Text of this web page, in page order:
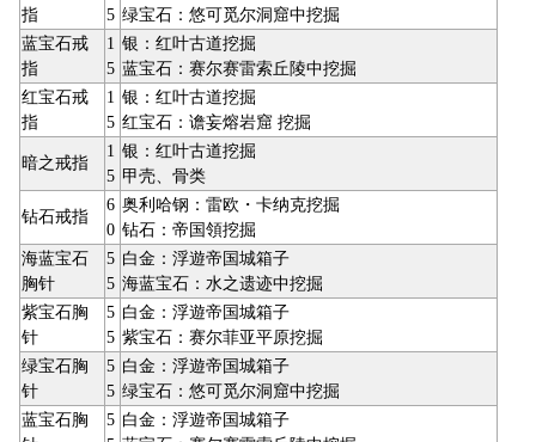
指
5 绿宝石：悠可觅尔洞窟中挖掘
蓝宝石戒
指
1
5
银：红叶古道挖掘
蓝宝石：赛尔赛雷索丘陵中挖掘
红宝石戒
指
1
5
银：红叶古道挖掘
红宝石：谵妄熔岩窟 挖掘
暗之戒指
1
5
银：红叶古道挖掘
甲壳、骨类
钻石戒指
6
0
奥利哈钢：雷欧・卡纳克挖掘
钻石：帝国領挖掘
海蓝宝石
胸针
5
5
白金：浮遊帝国城箱子
海蓝宝石：水之遗迹中挖掘
紫宝石胸
针
5
5
白金：浮遊帝国城箱子
紫宝石：赛尔菲亚平原挖掘
绿宝石胸
针
5
5
白金：浮遊帝国城箱子
绿宝石：悠可觅尔洞窟中挖掘
蓝宝石胸
5 白金：浮遊帝国城箱子